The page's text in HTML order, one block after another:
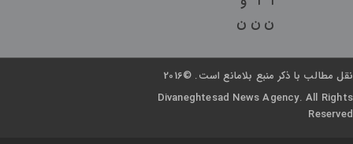
ن ن ن
نقل مطالب با ذکر منبع بلامانع است. ©2016
Divaneghtesad News Agency. All Rights
Reserved